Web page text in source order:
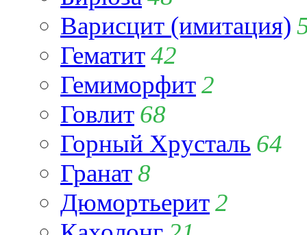
Варисцит (имитация)
Гематит42
Гемиморфит2
Говлит 68
Горный Хрусталь 64
Гранат8
Дюмортьерит2